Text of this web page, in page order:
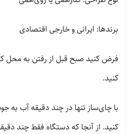
برندها: ایرانی و خارجی اقتصادی
فرض کنید صبح قبل از رفتن به محل
کنید.
با چای‌ساز تنها در چند دقیقه آب به
کنید. از آنجا که دستگاه فقط چند